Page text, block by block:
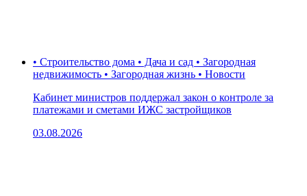
• Строительство дома • Дача и сад • Загородная
недвижимость • Загородная жизнь • Новости
Кабинет министров поддержал закон о контроле за
платежами и сметами ИЖС застройщиков
03.08.2026